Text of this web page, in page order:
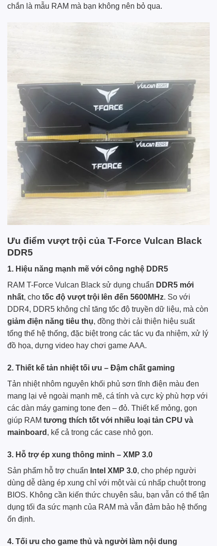
chắn là mẫu RAM mà bạn không nên bỏ qua.
Ưu điểm vượt trội của T-Force Vulcan Black
DDR5
1. Hiệu năng mạnh mẽ với công nghệ DDR5
RAM T-Force Vulcan Black sử dụng chuẩn DDR5 mới
nhất, cho tốc độ vượt trội lên đến 5600MHz. So với
DDR4, DDR5 không chỉ tăng tốc độ truyền dữ liệu, mà còn
giảm điện năng tiêu thụ, đồng thời cải thiện hiệu suất
tổng thể hệ thống, đặc biệt trong các tác vụ đa nhiệm, xử lý
đồ họa, dựng video hay chơi game AAA.
2. Thiết kế tản nhiệt tối ưu – Đậm chất gaming
Tản nhiệt nhôm nguyên khối phủ sơn tĩnh điện màu đen
mang lại vẻ ngoài mạnh mẽ, cá tính và cực kỳ phù hợp với
các dàn máy gaming tone đen – đỏ. Thiết kế mỏng, gọn
giúp RAM tương thích tốt với nhiều loại tản CPU và
mainboard , kể cả trong các case nhỏ gọn.
3. Hỗ trợ ép xung thông minh – XMP 3.0
Sản phẩm hỗ trợ chuẩn Intel XMP 3.0, cho phép người
dùng dễ dàng ép xung chỉ với một vài cú nhấp chuột trong
BIOS. Không cần kiến thức chuyên sâu, bạn vẫn có thể tận
dụng tối đa sức mạnh của RAM mà vẫn đảm bảo hệ thống
ổn định.
4. Tối ưu cho game thủ và người làm nội dung